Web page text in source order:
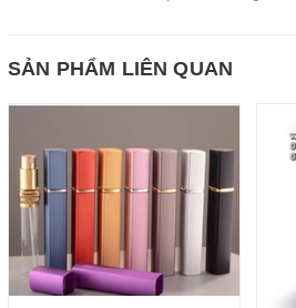
SẢN PHẨM LIÊN QUAN